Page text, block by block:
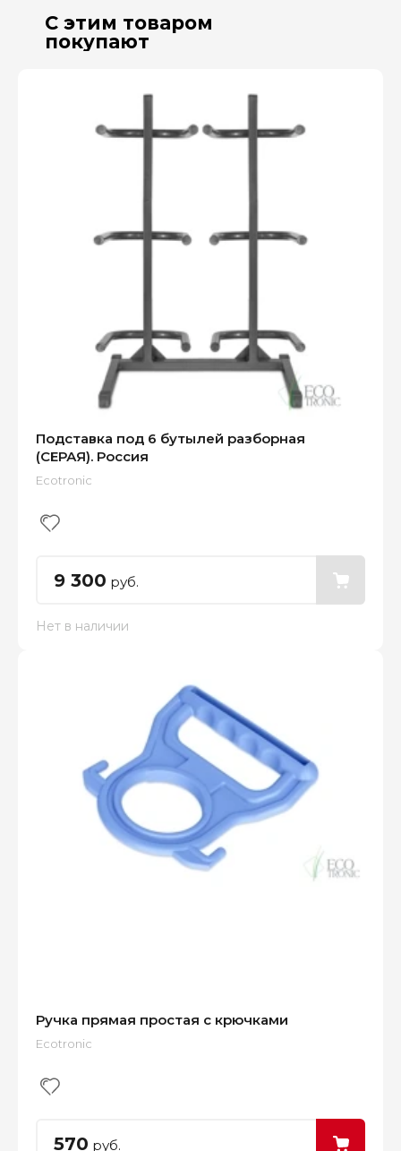
С этим товаром
покупают
Подставка под 6 бутылей разборная
(СЕРАЯ). Россия
Ecotronic
9 300 руб.
Нет в наличии
Ручка прямая простая с крючками
Ecotronic
570 руб.